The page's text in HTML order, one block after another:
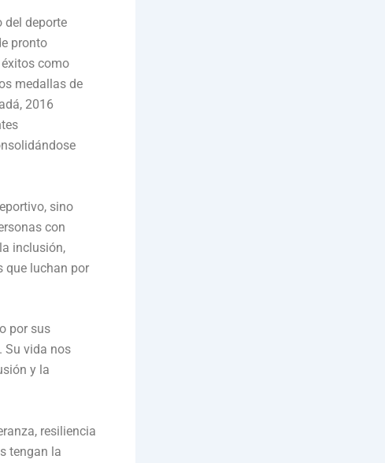
del deporte
pronto
como
medallas de
2016
sino
con
inclusión,
que luchan por
por sus
Su vida nos
y la
resiliencia
tengan la